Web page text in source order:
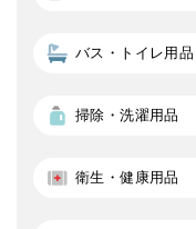
バス・トイレ用品
掃除・洗濯用品
衛生・健康用品